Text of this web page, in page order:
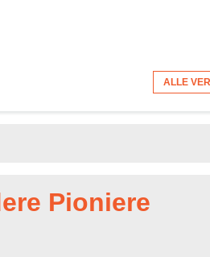
ALLE
Pioniere